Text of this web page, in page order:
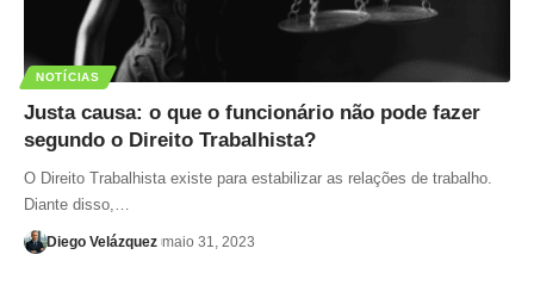
NOTÍCIAS
Justa causa: o que o funcionário não pode fazer
segundo o Direito Trabalhista?
O Direito Trabalhista existe para estabilizar as relações de trabalho.
Diante disso,…
Diego Velázquez maio 31, 2023